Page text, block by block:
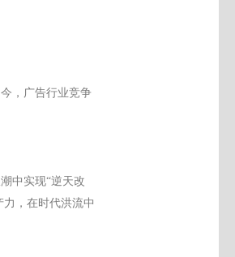
， 广告行业竞争
中实现“逆天改
，在时代洪流中